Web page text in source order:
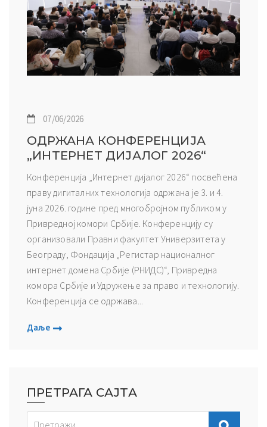
07/06/2026
ОДРЖАНА КОНФЕРЕНЦИЈА
„ИНТЕРНЕТ ДИЈАЛОГ 2026“
Конференција „Интернет дијалог 2026“ посвећена
праву дигиталних технологија одржана је 3. и 4.
јуна 2026. године пред многобројном публиком у
Привредној комори Србије. Конференцију су
организовали Правни факултет Универзитета у
Београду, Фондација „Регистар националног
интернет домена Србије (РНИДС)“, Привредна
комора Србије и Удружење за право и технологију.
Конференција се одржава...
Даље
ПРЕТРАГА САЈТА